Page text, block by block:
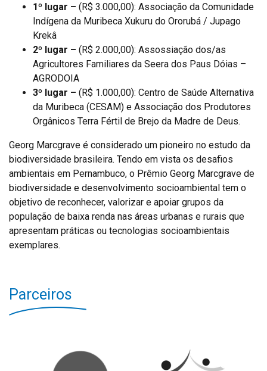
1º lugar – (R$ 3.000,00): Associação da Comunidade
Indígena da Muribeca Xukuru do Ororubá / Jupago
Krekâ
2º lugar – (R$ 2.000,00): Assossiação dos/as
Agricultores Familiares da Seera dos Paus Dóias –
AGRODOIA
3º lugar – (R$ 1.000,00): Centro de Saúde Alternativa
da Muribeca (CESAM) e Associação dos Produtores
Orgânicos Terra Fértil de Brejo da Madre de Deus.
Georg Marcgrave é considerado um pioneiro no estudo da
biodiversidade brasileira. Tendo em vista os desafios
ambientais em Pernambuco, o Prêmio Georg Marcgrave de
biodiversidade e desenvolvimento socioambiental tem o
objetivo de reconhecer, valorizar e apoiar grupos da
população de baixa renda nas áreas urbanas e rurais que
apresentam práticas ou tecnologias socioambientais
exemplares.
Parceiros